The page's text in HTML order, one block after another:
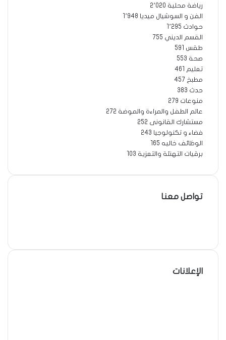
رياضة محلية 2٬020
الفن و السوشيال ميديا 1٬948
حوادث 1٬295
القسم الديني 755
طقس
591
صحة 553
تعليم
461
مطبخ 457
حدث 383
منوعات 279
عالم الطفل والمراءة والموضة 272
مستشارك القانونى 252
فضاء و تكنولوجيا 243
الوظائف خاليه 165
برقيات التهنئة والتعزية 103
تواصل معنا
الإعلانات